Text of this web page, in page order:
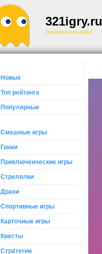
321igry.ru
Бесплатные игры!
Новые
Топ рейтинга
Популярные
Смешные игры
Гонки
Приключенческие игры
Стрелялки
Драки
Спортивные игры
Карточные игры
Квесты
Стратегии